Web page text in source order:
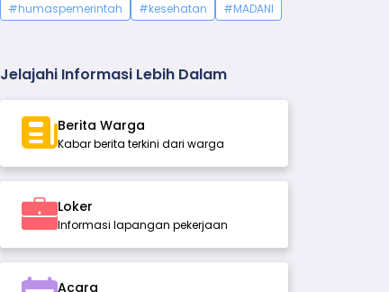
#humaspemerintah
#kesehatan #MADANI
Jelajahi Informasi Lebih Dalam
Berita Warga
Kabar berita terkini dari warga
Loker
Informasi lapangan pekerjaan
Acara